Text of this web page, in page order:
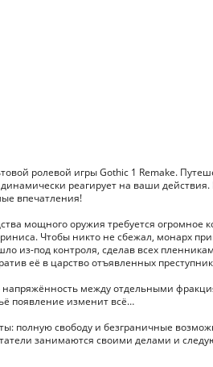
ролевой игры Gothic 1 Remake.
реагирует на ваши действия.
впечатления!
мощного оружия требуется огромное
Чтобы никто не сбежал, монарх
из-под контроля, сделав всех
её в царство отъявленных
между отдельными
появление изменит всё…
полную свободу и безграничные
занимаются своими делами и